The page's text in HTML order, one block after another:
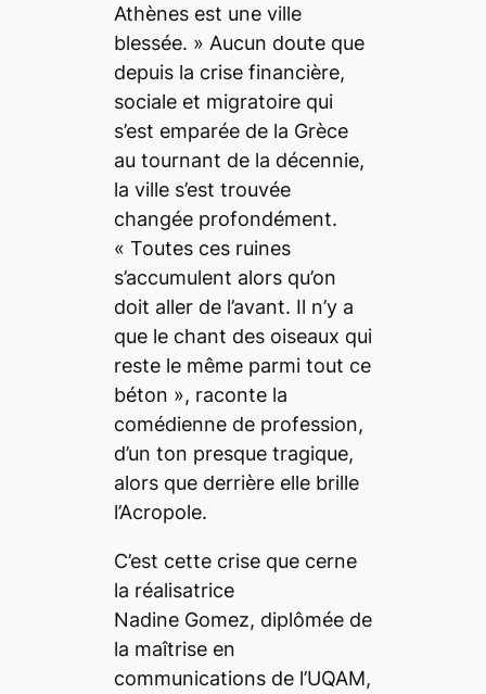
Athènes est une ville
blessée. » Aucun doute que
depuis la crise financière,
sociale et migratoire qui
s’est emparée de la Grèce
au tournant de la décennie,
la ville s’est trouvée
changée profondément.
« Toutes ces ruines
s’accumulent alors qu’on
doit aller de l’avant. Il n’y a
que le chant des oiseaux qui
reste le même parmi tout ce
béton », raconte la
comédienne de profession,
d’un ton presque tragique,
alors que derrière elle brille
l’Acropole.
C’est cette crise que cerne
la réalisatrice
Nadine Gomez, diplômée de
la maîtrise en
communications de l’UQAM,